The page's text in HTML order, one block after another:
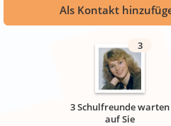
Als Kontakt
3
3 Schulfreunde warten
auf Sie